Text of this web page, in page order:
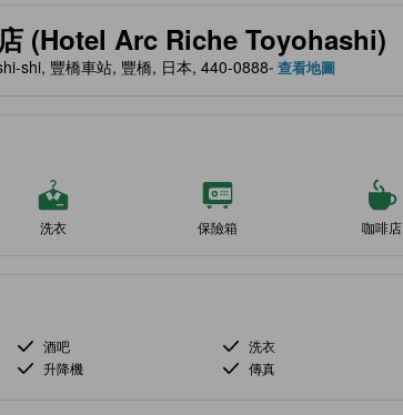
(Hotel Arc Riche Toyohashi)
住客對舒適度及設施服務等的預期。
shi, 豐橋車站, 豐橋, 日本, 440-0888- 查看地圖
洗衣 保險箱 咖啡店
酒吧 洗衣
升降機 傳真